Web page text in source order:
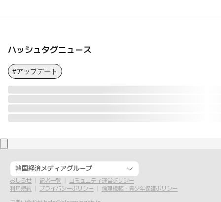
ハッシュタグニュース
#アップデート
韓国経済メディアグループ
おしらせ 記者一覧
コミュニティ運営ポリシー
利用規約
プライバシーポリシー
倫理規範・青少年保護ポリシー